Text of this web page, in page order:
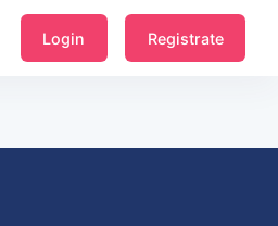
Login Registrate